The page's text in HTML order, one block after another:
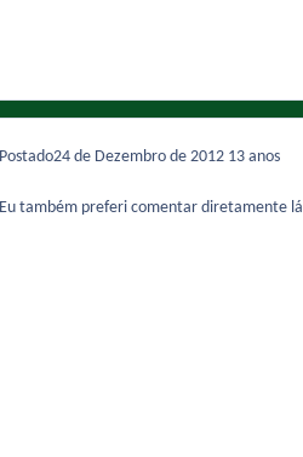
Postado24 de Dezembro de 2012 13 anos
Eu também preferi comentar diretamente lá